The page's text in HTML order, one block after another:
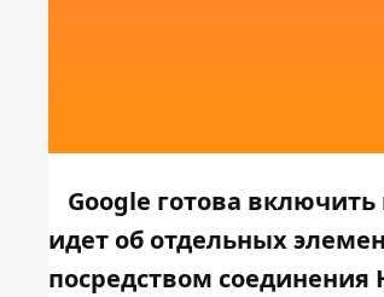
Google готова включить
идет об отдельных
посредством соединения